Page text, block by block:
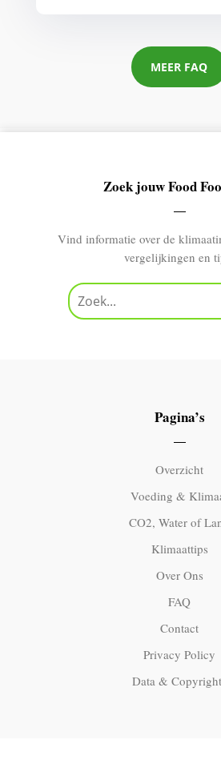
MEER FAQ
Zoek jouw Food
Vind informatie over de
vergelijkingen en
Pagina’s
Overzicht
Voeding &
CO2, Water of
Klimaattips
Over Ons
FAQ
Contact
Privacy Policy
Data &